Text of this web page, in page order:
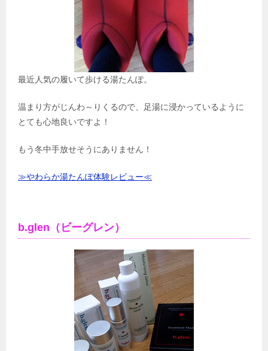
最近人気の履いて歩ける湯たんぽ。
温まり方がじんわ～りくるので、足湯に浸かっているように
とても心地良いですよ！
もう冬中手放せそうにありません！
≫やわらか湯たんぽ体験レビュー≪
b.glen（ビーグレン）